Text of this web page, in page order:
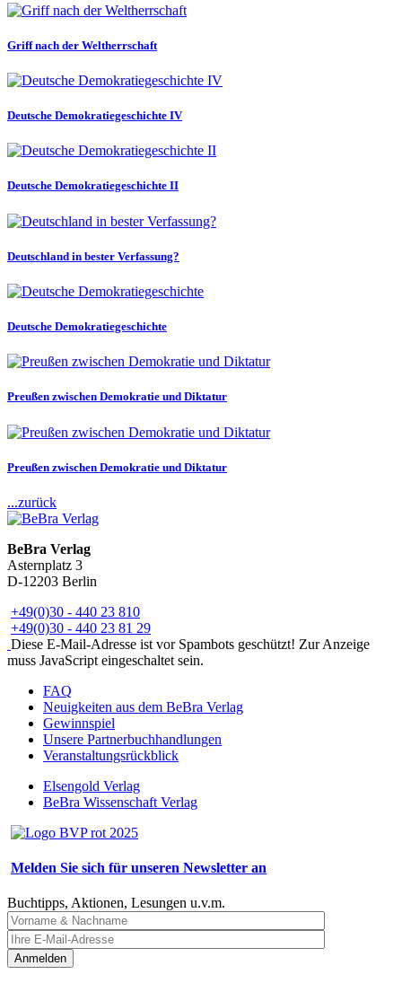
Griff nach der Weltherrschaft
Deutsche Demokratiegeschichte IV
Deutsche Demokratiegeschichte II
Deutschland in bester Verfassung?
Deutsche Demokratiegeschichte
Preußen zwischen Demokratie und Diktatur
Preußen zwischen Demokratie und Diktatur
...zurück
BeBra Verlag
Asternplatz 3
D-12203 Berlin
+49(0)30 - 440 23 810
+49(0)30 - 440 23 81 29
Diese E-Mail-Adresse ist vor Spambots geschützt! Zur Anzeige
muss JavaScript eingeschaltet sein.
FAQ
Neuigkeiten aus dem BeBra Verlag
Gewinnspiel
Unsere Partnerbuchhandlungen
Veranstaltungsrückblick
Elsengold Verlag
BeBra Wissenschaft Verlag
Melden Sie sich für unseren Newsletter an
Buchtipps, Aktionen, Lesungen u.v.m.
Anmelden